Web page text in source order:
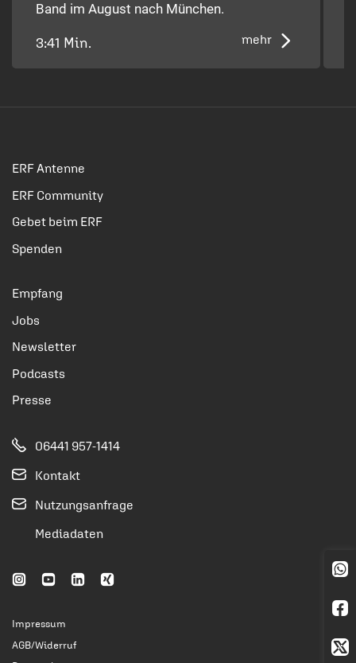
Band im August nach München.
mehr
3:41 Min.
ERF Antenne
ERF Community
Gebet beim ERF
Spenden
Empfang
Jobs
Newsletter
Podcasts
Presse
06441 957-1414
Kontakt
Nutzungsanfrage
Mediadaten
Impressum
AGB/Widerruf